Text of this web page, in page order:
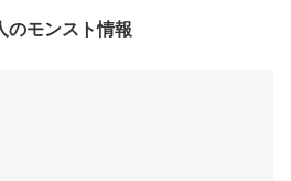
モンスト情報